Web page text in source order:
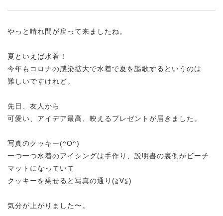
やっと晴れ間が戻って来ましたね。
夏といえば水着！
今年もコロナの感染拡大で水着で夏を謳歌するというのは
難しいですけれど。
先日、友人から
可愛い、アイデア最高、映えるプレゼントが届きました。
写真のクッキー(^O^)
一つ一つ水着のアイシングは手作り、説明書の裏側がビーチ
マットになっていて
クッキーを乗せると写真の通り(≧∀≦)
気分が上がりました〜。